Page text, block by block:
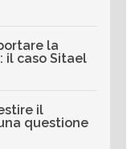
la
il caso Sitael
il
questione